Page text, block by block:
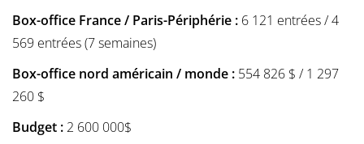
Box-office France / Paris-Périphérie : 6 121 entrées / 4
569 entrées (7 semaines)
Box-office nord américain / monde : 554 826 $ / 1 297
260 $
Budget : 2 600 000$